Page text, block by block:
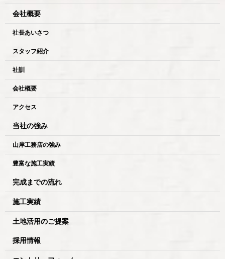
会社概要
社長あいさつ
スタッフ紹介
社訓
会社概要
アクセス
当社の強み
山岸工務店の強み
豊富な施工実績
完成までの流れ
施工実績
土地活用のご提案
採用情報